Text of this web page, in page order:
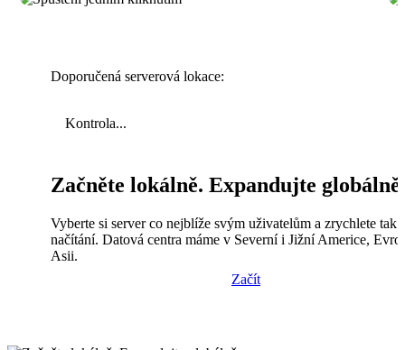
Doporučená serverová lokace:
Kontrola...
Začněte lokálně. Expandujte globálně
Vyberte si server co nejblíže svým uživatelům a zrychlete tak
načítání. Datová centra máme v Severní i Jižní Americe,
Asii.
Začít